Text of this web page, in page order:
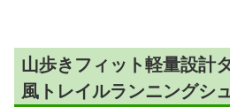
山歩きフィット軽量設計
風トレイルランニングシ